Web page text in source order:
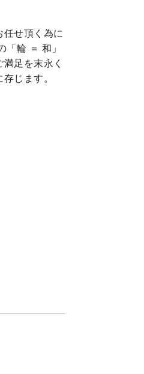
任せ頂く為に
輪 ＝ 和」
足を末永く
じます。